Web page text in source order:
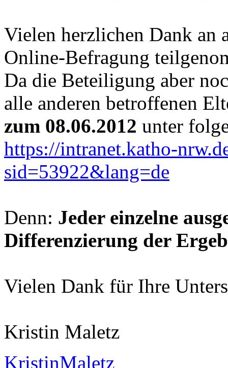
Vielen herzlichen Dank an
Online-Befragung
Da die Beteiligung aber
alle anderen betroffenen
zum 08.06.2012 unter
https://intranet.katho-
sid=53922&lang=de
Denn: Jeder einzelne
Differenzierung der
Vielen Dank für Ihre
Kristin Maletz
KristinMaletz